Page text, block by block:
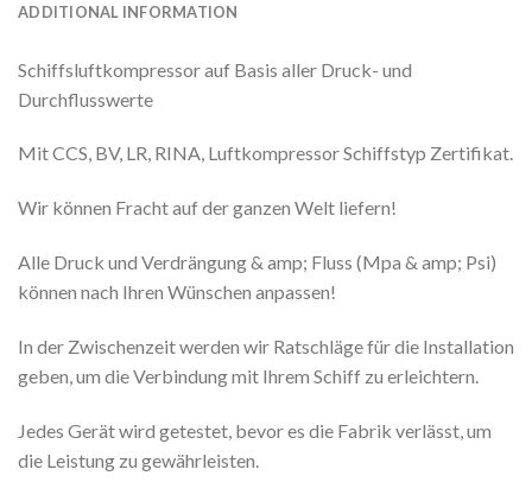
ADDITIONAL INFORMATION
Schiffsluftkompressor auf Basis aller Druck- und
Durchflusswerte
Mit CCS, BV, LR, RINA, Luftkompressor Schiffstyp Zertifikat.
Wir können Fracht auf der ganzen Welt liefern!
Alle Druck und Verdrängung & amp; Fluss (Mpa & amp; Psi)
können nach Ihren Wünschen anpassen!
In der Zwischenzeit werden wir Ratschläge für die Installation
geben, um die Verbindung mit Ihrem Schiff zu erleichtern.
Jedes Gerät wird getestet, bevor es die Fabrik verlässt, um
die Leistung zu gewährleisten.